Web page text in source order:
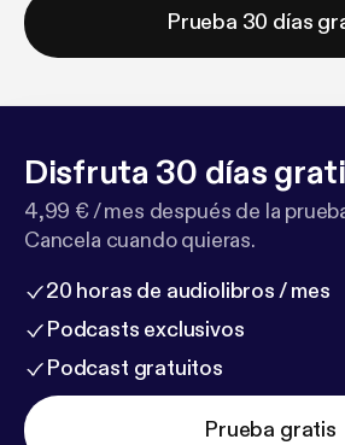
Prueba 30 días
Disfruta 30 días
4,99 € / mes después de la
Cancela cuando quieras.
20 horas de audiolibros / mes
Podcasts exclusivos
Podcast gratuitos
Prueba gratis